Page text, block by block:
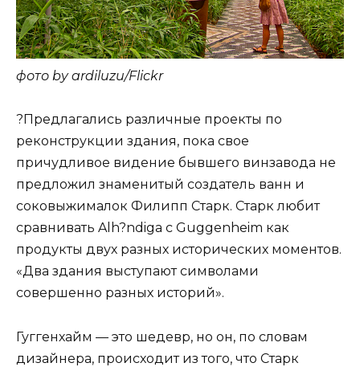
фото by ardiluzu/Flickr
?Предлагались различные проекты по
реконструкции здания, пока свое
причудливое видение бывшего винзавода не
предложил знаменитый создатель ванн и
соковыжималок Филипп Старк. Старк любит
сравнивать Alh?ndiga с Guggenheim как
продукты двух разных исторических моментов.
«Два здания выступают символами
совершенно разных историй».
Гуггенхайм — это шедевр, но он, по словам
дизайнера, происходит из того, что Старк